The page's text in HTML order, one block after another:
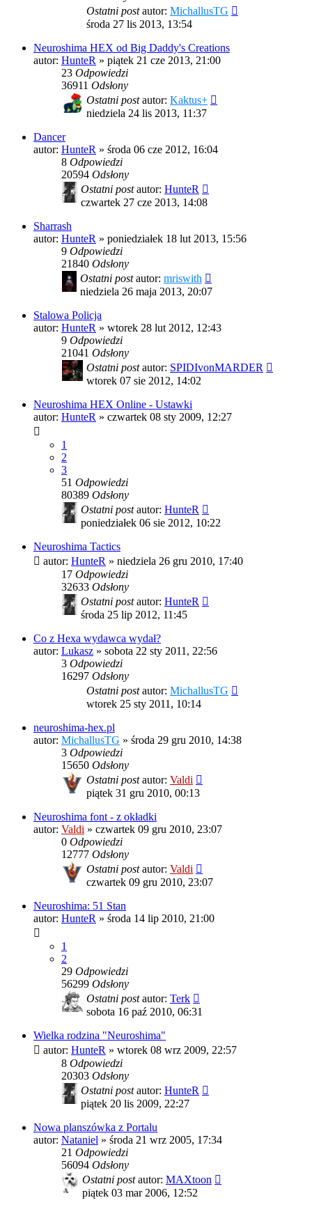
Ostatni postautor: MichallusTG
środa 27 lis 2013, 13:54
Neuroshima HEX od Big Daddy's Creations
autor: HunteR » piątek 21 cze 2013, 21:00
23 Odpowiedzi
36911 Odsłony
Ostatni postautor: Kaktus+
niedziela 24 lis 2013, 11:37
Dancer
autor: HunteR » środa 06 cze 2012, 16:04
8 Odpowiedzi
20594 Odsłony
Ostatni postautor: HunteR
czwartek 27 cze 2013, 14:08
Sharrash
autor: HunteR » poniedziałek 18 lut 2013, 15:56
9 Odpowiedzi
21840 Odsłony
Ostatni postautor: mriswith
niedziela 26 maja 2013, 20:07
Stalowa Policja
autor: HunteR » wtorek 28 lut 2012, 12:43
9 Odpowiedzi
21041 Odsłony
Ostatni postautor: SPIDIvonMARDER
wtorek 07 sie 2012, 14:02
Neuroshima HEX Online - Ustawki
autor: HunteR » czwartek 08 sty 2009, 12:27
1
2
3
51 Odpowiedzi
80389 Odsłony
Ostatni postautor: HunteR
poniedziałek 06 sie 2012, 10:22
Neuroshima Tactics
autor: HunteR » niedziela 26 gru 2010, 17:40
17 Odpowiedzi
32633 Odsłony
Ostatni postautor: HunteR
środa 25 lip 2012, 11:45
Co z Hexa wydawca wydał?
autor: Lukasz » sobota 22 sty 2011, 22:56
3 Odpowiedzi
16297 Odsłony
Ostatni postautor: MichallusTG
wtorek 25 sty 2011, 10:14
neuroshima-hex.pl
autor: MichallusTG » środa 29 gru 2010, 14:38
3 Odpowiedzi
15650 Odsłony
Ostatni postautor: Valdi
piątek 31 gru 2010, 00:13
Neuroshima font - z okładki
autor: Valdi » czwartek 09 gru 2010, 23:07
0 Odpowiedzi
12777 Odsłony
Ostatni postautor: Valdi
czwartek 09 gru 2010, 23:07
Neuroshima: 51 Stan
autor: HunteR » środa 14 lip 2010, 21:00
1
2
29 Odpowiedzi
56299 Odsłony
Ostatni postautor: Terk
sobota 16 paź 2010, 06:31
Wielka rodzina "Neuroshima"
autor: HunteR » wtorek 08 wrz 2009, 22:57
8 Odpowiedzi
20303 Odsłony
Ostatni postautor: HunteR
piątek 20 lis 2009, 22:27
Nowa planszówka z Portalu
autor: Nataniel » środa 21 wrz 2005, 17:34
21 Odpowiedzi
56094 Odsłony
Ostatni postautor: MAXtoon
piątek 03 mar 2006, 12:52